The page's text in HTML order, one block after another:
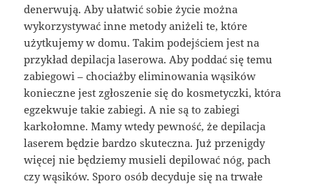
denerwują. Aby ułatwić sobie życie można
wykorzystywać inne metody aniżeli te, które
użytkujemy w domu. Takim podejściem jest na
przykład depilacja laserowa. Aby poddać się temu
zabiegowi – chociażby eliminowania wąsików
konieczne jest zgłoszenie się do kosmetyczki, która
egzekwuje takie zabiegi. A nie są to zabiegi
karkołomne. Mamy wtedy pewność, że depilacja
laserem będzie bardzo skuteczna. Już przenigdy
więcej nie będziemy musieli depilować nóg, pach
czy wąsików. Sporo osób decyduje się na trwałe